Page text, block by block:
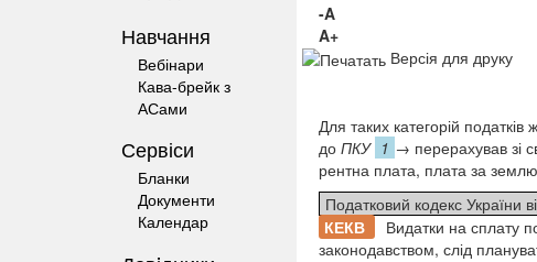
Навчання
Вебінари
Кава-брейк з
АСами
Сервіси
Бланки
Документи
Календар
-A
A+
Версія для друку
Для таких категорій
до ПКУ 1 → перерахував зі
рентна плата, плата за
Податковий кодекс України
КЕКВ
Видатки на сплату
законодавством, слід